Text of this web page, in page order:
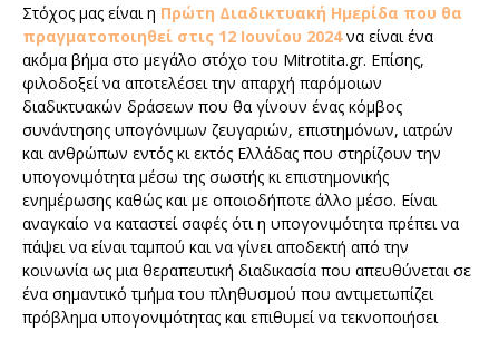
Στόχος μας είναι η Πρώτη Διαδικτυακή Ημερίδα που θα
πραγματοποιηθεί στις 12 Ιουνίου 2024να είναι ένα
ακόμα βήμα στο μεγάλο στόχο του Mitrotita.gr. Επίσης,
φιλοδοξεί να αποτελέσει την απαρχή παρόμοιων
διαδικτυακών δράσεων που θα γίνουν ένας κόμβος
συνάντησης υπογόνιμων ζευγαριών, επιστημόνων, ιατρών
και ανθρώπων εντός κι εκτός Ελλάδας που στηρίζουν την
υπογονιμότητα μέσω της σωστής κι επιστημονικής
ενημέρωσης καθώς και με οποιοδήποτε άλλο μέσο. Είναι
αναγκαίο να καταστεί σαφές ότι η υπογονιμότητα πρέπει να
πάψει να είναι ταμπού και να γίνει αποδεκτή από την
κοινωνία ως μια θεραπευτική διαδικασία που απευθύνεται σε
ένα σημαντικό τμήμα του πληθυσμού που αντιμετωπίζει
πρόβλημα υπογονιμότητας και επιθυμεί να τεκνοποιήσει